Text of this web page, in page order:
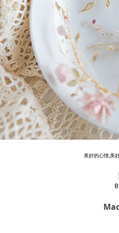
美好的心情,美